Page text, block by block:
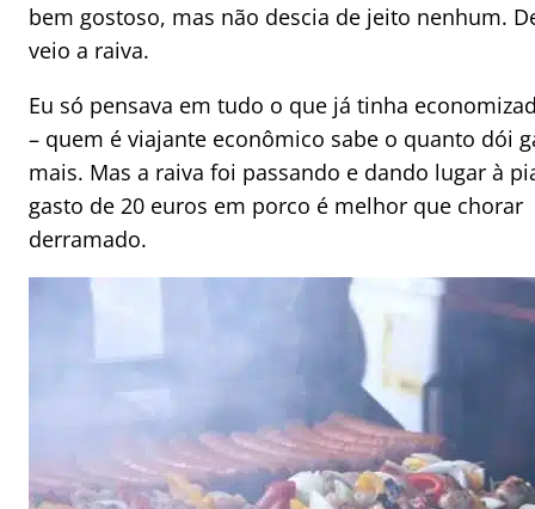
bem gostoso, mas não descia de jeito nenhum.
veio a raiva.
Eu só pensava em tudo o que já tinha
– quem é viajante econômico sabe o quanto dói
mais. Mas a raiva foi passando e dando lugar à
gasto de 20 euros em porco é melhor que
derramado.